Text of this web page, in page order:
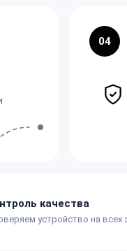
04
качества
устройство на всех